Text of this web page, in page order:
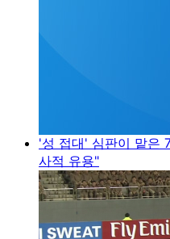
'성 접대' 심판이 맡은
사적 유용"